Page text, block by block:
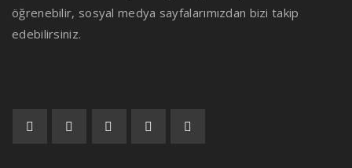
öğrenebilir, sosyal medya sayfalarımızdan bizi takip
edebilirsiniz.